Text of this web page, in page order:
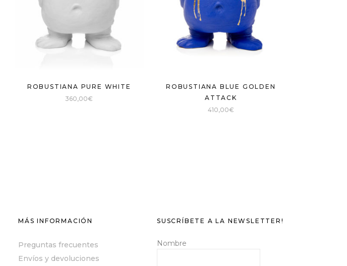
ROBUSTIANA PURE WHITE
360,00€
ROBUSTIANA BLUE GOLDEN
ATTACK
410,00€
MÁS INFORMACIÓN
Preguntas frecuentes
Envíos y devoluciones
SUSCRÍBETE A LA NEWSLETTER!
Nombre